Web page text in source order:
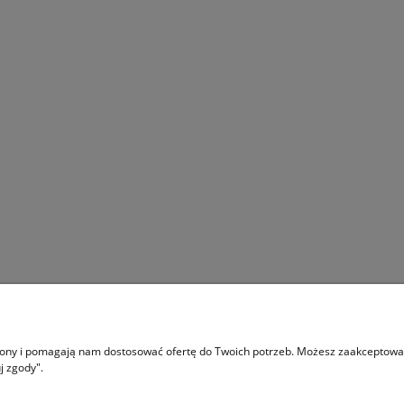
i pomagają nam dostosować ofertę do Twoich potrzeb. Możesz
zgody".